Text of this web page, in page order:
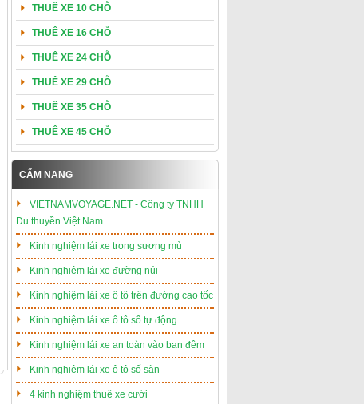
THUÊ XE 10 CHỖ
THUÊ XE 16 CHỖ
THUÊ XE 24 CHỖ
THUÊ XE 29 CHỖ
THUÊ XE 35 CHỖ
THUÊ XE 45 CHỖ
CẨM NANG
VIETNAMVOYAGE.NET - Công ty TNHH
Du thuyền Việt Nam
Kinh nghiệm lái xe trong sương mù
Kinh nghiệm lái xe đường núi
Kinh nghiệm lái xe ô tô trên đường cao tốc
Kinh nghiệm lái xe ô tô số tự động
Kinh nghiệm lái xe an toàn vào ban đêm
Kinh nghiệm lái xe ô tô số sàn
4 kinh nghiệm thuê xe cưới